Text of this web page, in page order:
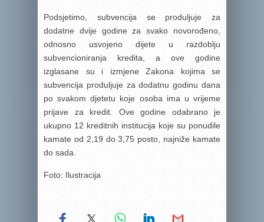
Podsjetimo, subvencija se produljuje za
dodatne dvije godine za svako novorođeno,
odnosno usvojeno dijete u razdoblju
subvencioniranja kredita, a ove godine
izglasane su i izmjene Zakona kojima se
subvencija produljuje za dodatnu godinu dana
po svakom djetetu koje osoba ima u vrijeme
prijave za kredit. Ove godine odabrano je
ukupno 12 kreditnih institucija koje su ponudile
kamate od 2,19 do 3,75 posto, najniže kamate
do sada.
Foto: Ilustracija